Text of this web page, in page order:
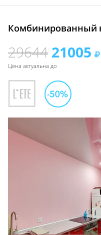
Комбинированный
29644 21005
Цена актуальна до